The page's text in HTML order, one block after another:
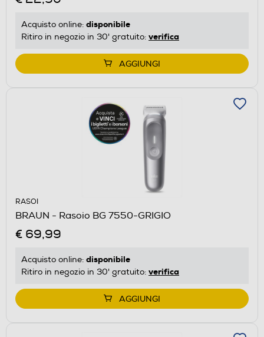
Acquisto online: disponibile
Ritiro in negozio in 30' gratuito: verifica
AGGIUNGI
RASOI
BRAUN - Rasoio BG 7550-GRIGIO
€ 69,99
Acquisto online: disponibile
Ritiro in negozio in 30' gratuito: verifica
AGGIUNGI